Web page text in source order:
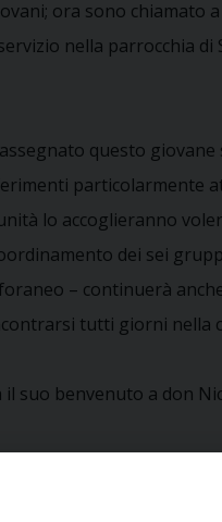
ora sono chiamato
nella parrocchia
questo
lo accoglieranno
dei sei
– continuerà
tutti giorni nella
suo benvenuto a don